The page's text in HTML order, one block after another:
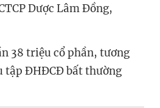
Dược Lâm Đồng,
38 triệu cổ phần, tương
tập ĐHĐCĐ bất thường